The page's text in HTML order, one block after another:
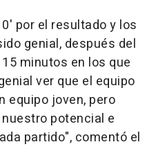
por el resultado y los
genial, después del
minutos en los que
ver que el equipo
equipo joven, pero
potencial e
partido", comentó el